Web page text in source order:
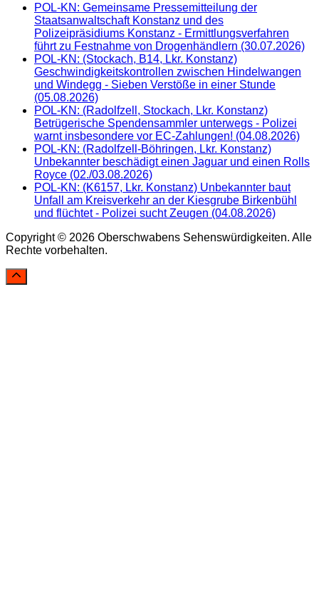
POL-KN: Gemeinsame Pressemitteilung der
Staatsanwaltschaft Konstanz und des
Polizeipräsidiums Konstanz - Ermittlungsverfahren
führt zu Festnahme von Drogenhändlern (30.07.2026)
POL-KN: (Stockach, B14, Lkr. Konstanz)
Geschwindigkeitskontrollen zwischen Hindelwangen
und Windegg - Sieben Verstöße in einer Stunde
(05.08.2026)
POL-KN: (Radolfzell, Stockach, Lkr. Konstanz)
Betrügerische Spendensammler unterwegs - Polizei
warnt insbesondere vor EC-Zahlungen! (04.08.2026)
POL-KN: (Radolfzell-Böhringen, Lkr. Konstanz)
Unbekannter beschädigt einen Jaguar und einen Rolls
Royce (02./03.08.2026)
POL-KN: (K6157, Lkr. Konstanz) Unbekannter baut
Unfall am Kreisverkehr an der Kiesgrube Birkenbühl
und flüchtet - Polizei sucht Zeugen (04.08.2026)
Copyright © 2026 Oberschwabens Sehenswürdigkeiten. Alle
Rechte vorbehalten.